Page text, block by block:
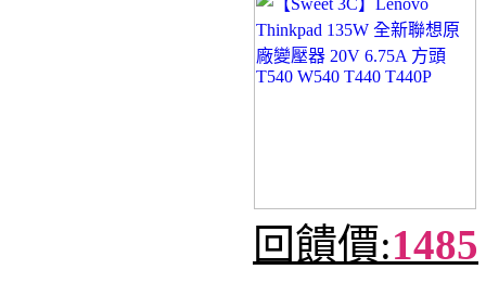
回饋價:1485